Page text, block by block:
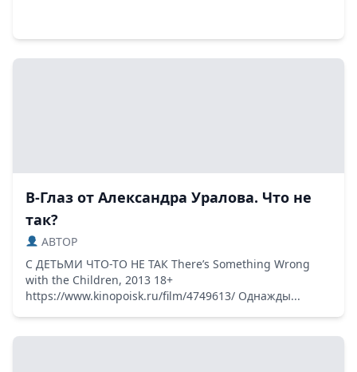
В-Глаз от Александра Уралова. Что не
так?
ABTOP
С ДЕТЬМИ ЧТО-ТО НЕ ТАК There’s Something Wrong
with the Children, 2013 18+
https://www.kinopoisk.ru/film/4749613/ Однажды...